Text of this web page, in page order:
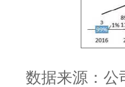
数据来源：公